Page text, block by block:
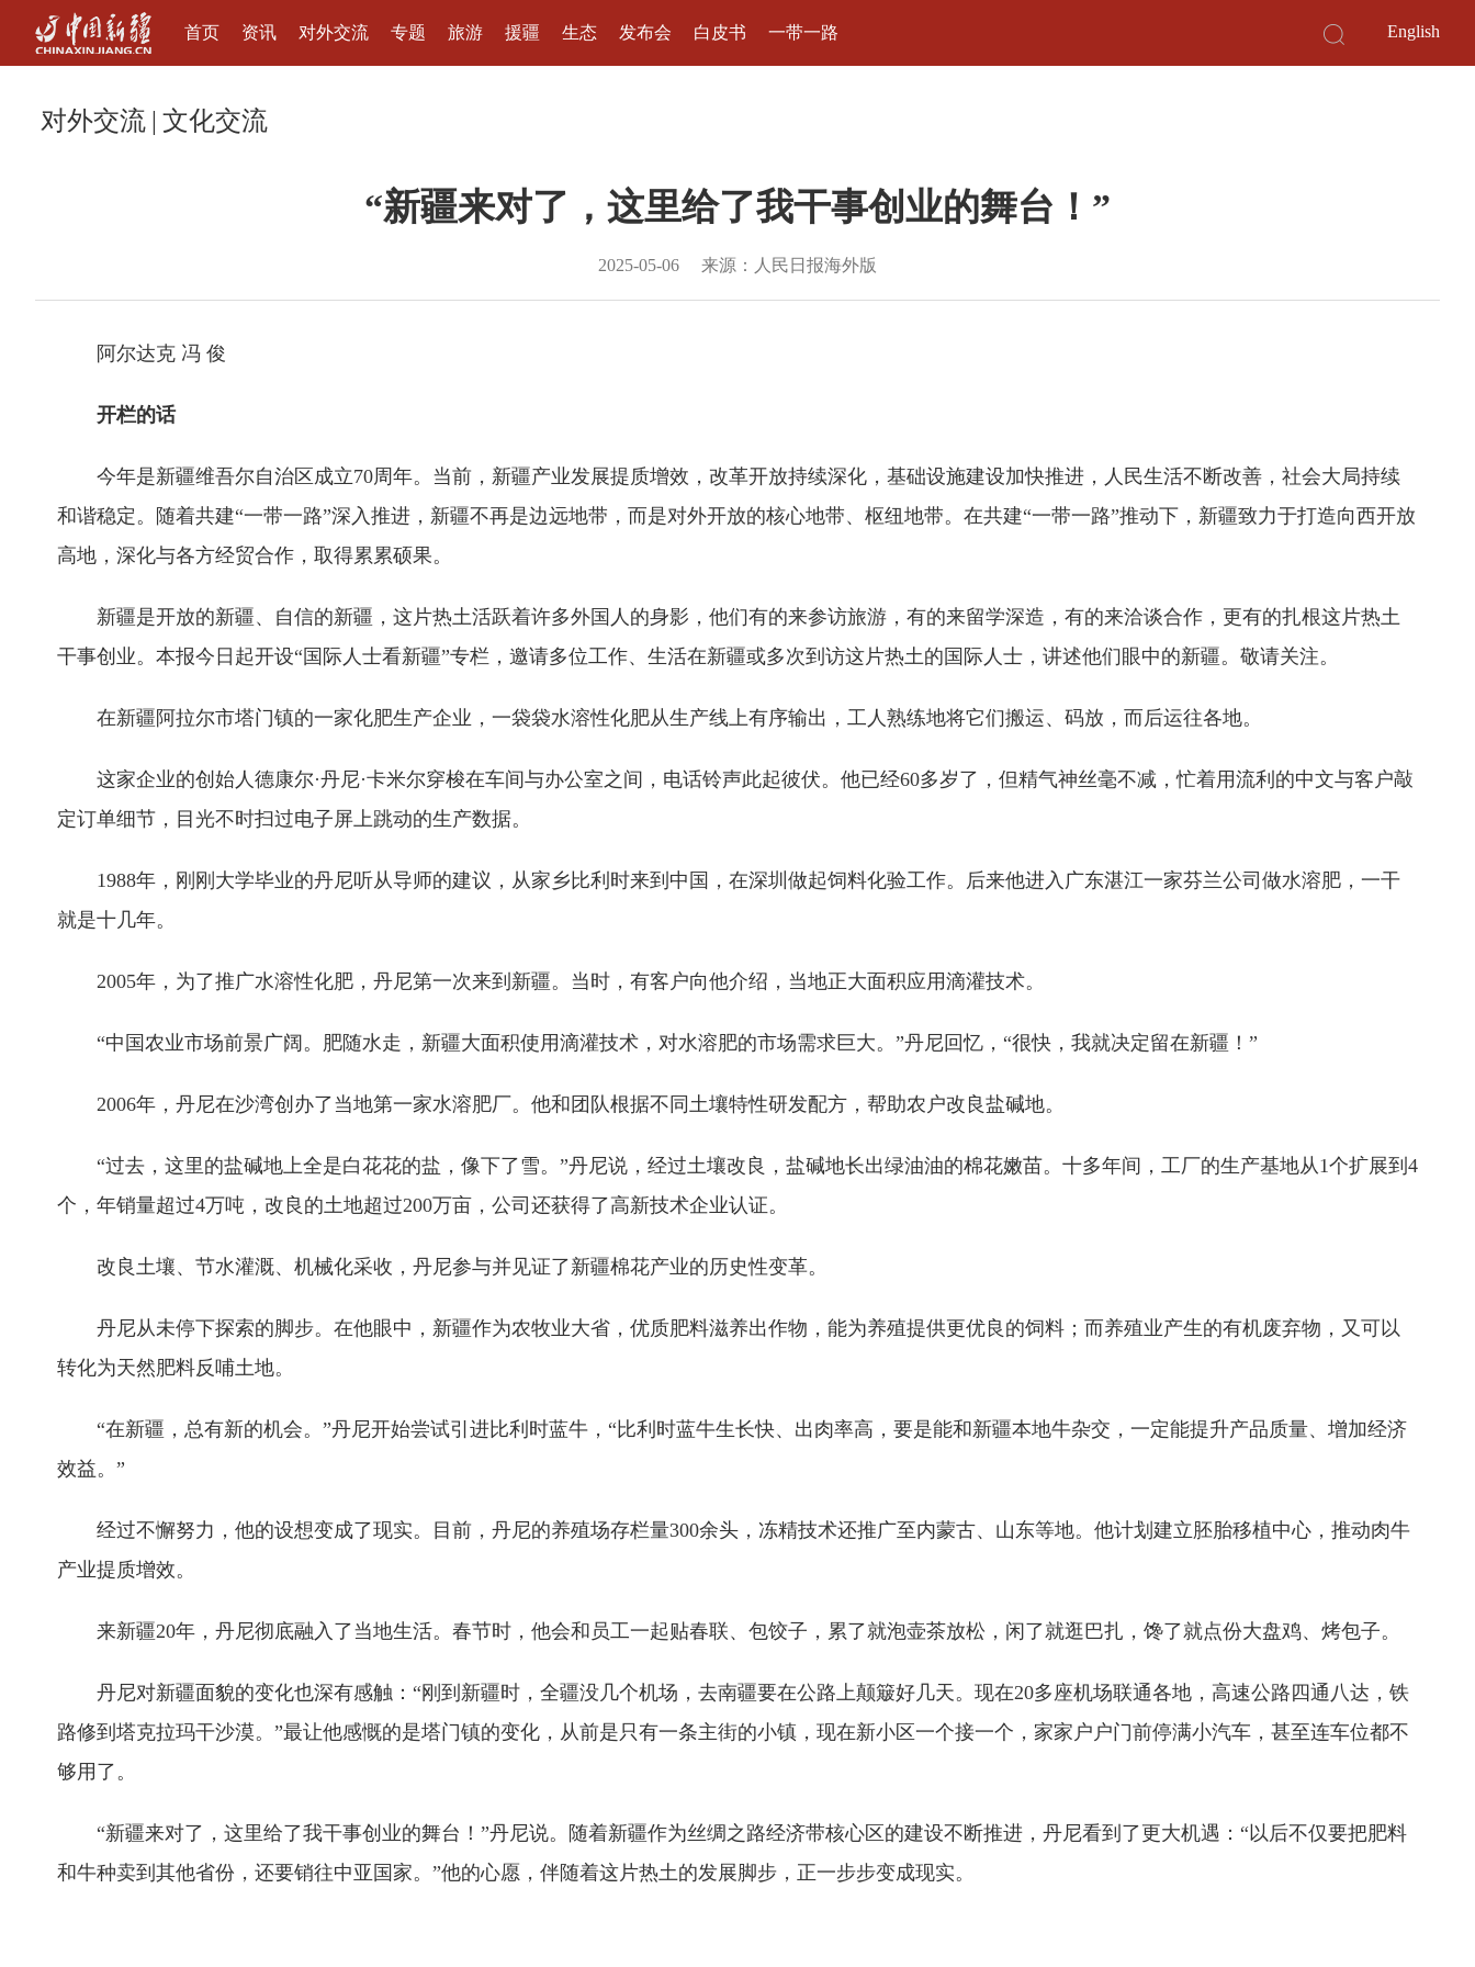
首页 资讯 对外交流 专题 旅游 援疆 生态 发布会 白皮书 一带一路 English
对外交流 | 文化交流
“新疆来对了，这里给了我干事创业的舞台！”
2025-05-06 来源：人民日报海外版
阿尔达克 冯 俊
开栏的话
今年是新疆维吾尔自治区成立70周年。当前，新疆产业发展提质增效，改革开放持续深化，基础设施建设加快推进，人民生活不断改善，社会大局持续
和谐稳定。随着共建“一带一路”深入推进，新疆不再是边远地带，而是对外开放的核心地带、枢纽地带。在共建“一带一路”推动下，新疆致力于打造向西开放
高地，深化与各方经贸合作，取得累累硕果。
新疆是开放的新疆、自信的新疆，这片热土活跃着许多外国人的身影，他们有的来参访旅游，有的来留学深造，有的来洽谈合作，更有的扎根这片热土
干事创业。本报今日起开设“国际人士看新疆”专栏，邀请多位工作、生活在新疆或多次到访这片热土的国际人士，讲述他们眼中的新疆。敬请关注。
在新疆阿拉尔市塔门镇的一家化肥生产企业，一袋袋水溶性化肥从生产线上有序输出，工人熟练地将它们搬运、码放，而后运往各地。
这家企业的创始人德康尔·丹尼·卡米尔穿梭在车间与办公室之间，电话铃声此起彼伏。他已经60多岁了，但精气神丝毫不减，忙着用流利的中文与客户敲
定订单细节，目光不时扫过电子屏上跳动的生产数据。
1988年，刚刚大学毕业的丹尼听从导师的建议，从家乡比利时来到中国，在深圳做起饲料化验工作。后来他进入广东湛江一家芬兰公司做水溶肥，一干
就是十几年。
2005年，为了推广水溶性化肥，丹尼第一次来到新疆。当时，有客户向他介绍，当地正大面积应用滴灌技术。
“中国农业市场前景广阔。肥随水走，新疆大面积使用滴灌技术，对水溶肥的市场需求巨大。”丹尼回忆，“很快，我就决定留在新疆！”
2006年，丹尼在沙湾创办了当地第一家水溶肥厂。他和团队根据不同土壤特性研发配方，帮助农户改良盐碱地。
“过去，这里的盐碱地上全是白花花的盐，像下了雪。”丹尼说，经过土壤改良，盐碱地长出绿油油的棉花嫩苗。十多年间，工厂的生产基地从1个扩展到4
个，年销量超过4万吨，改良的土地超过200万亩，公司还获得了高新技术企业认证。
改良土壤、节水灌溉、机械化采收，丹尼参与并见证了新疆棉花产业的历史性变革。
丹尼从未停下探索的脚步。在他眼中，新疆作为农牧业大省，优质肥料滋养出作物，能为养殖提供更优良的饲料；而养殖业产生的有机废弃物，又可以
转化为天然肥料反哺土地。
“在新疆，总有新的机会。”丹尼开始尝试引进比利时蓝牛，“比利时蓝牛生长快、出肉率高，要是能和新疆本地牛杂交，一定能提升产品质量、增加经济
效益。”
经过不懈努力，他的设想变成了现实。目前，丹尼的养殖场存栏量300余头，冻精技术还推广至内蒙古、山东等地。他计划建立胚胎移植中心，推动肉牛
产业提质增效。
来新疆20年，丹尼彻底融入了当地生活。春节时，他会和员工一起贴春联、包饺子，累了就泡壶茶放松，闲了就逛巴扎，馋了就点份大盘鸡、烤包子。
丹尼对新疆面貌的变化也深有感触：“刚到新疆时，全疆没几个机场，去南疆要在公路上颠簸好几天。现在20多座机场联通各地，高速公路四通八达，铁
路修到塔克拉玛干沙漠。”最让他感慨的是塔门镇的变化，从前是只有一条主街的小镇，现在新小区一个接一个，家家户户门前停满小汽车，甚至连车位都不
够用了。
“新疆来对了，这里给了我干事创业的舞台！”丹尼说。随着新疆作为丝绸之路经济带核心区的建设不断推进，丹尼看到了更大机遇：“以后不仅要把肥料
和牛种卖到其他省份，还要销往中亚国家。”他的心愿，伴随着这片热土的发展脚步，正一步步变成现实。